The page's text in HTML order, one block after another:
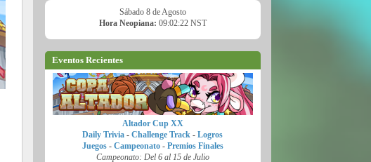
Sábado 8 de Agosto
Hora Neopiana: 09:02:23 NST
Eventos Recientes
Altador Cup XX
Daily Trivia -Challenge Track -Logros
Juegos- Campeonato- Premios Finales
Campeonato: Del 6 al 15 de Julio